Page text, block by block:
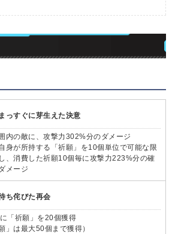
まっすぐに芽生えた決意
内の敵に、攻撃力302%分のダメージ
身が所持する「祈願」を10個単位で可能な限
、消費した祈願10個毎に攻撃力223%分の確
メージ
ち侘びた再会
「祈願」を20個獲得
」は最大50個まで獲得）